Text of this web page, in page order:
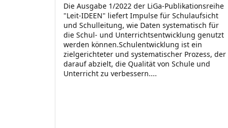
Die Ausgabe 1/2022 der LiGa-Publikationsreihe
"Leit-IDEEN" liefert Impulse für Schulaufsicht
und Schulleitung, wie Daten systematisch für
die Schul- und Unterrichtsentwicklung genutzt
werden können.Schulentwicklung ist ein
zielgerichteter und systematischer Prozess, der
darauf abzielt, die Qualität von Schule und
Unterricht zu verbessern....